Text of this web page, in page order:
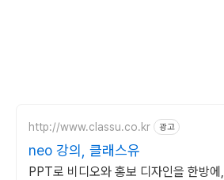
http://www.classu.co.kr 광고
neo 강의, 클래스유
PPT로 비디오와 홍보 디자인을 한방에,